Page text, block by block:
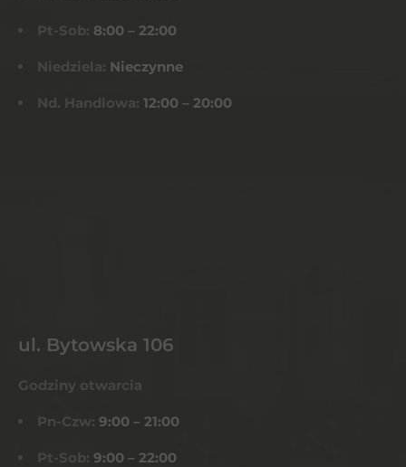
Pt-Sob: 8:00 – 22:00
Niedziela: Nieczynne
Nd. Handlowa: 12:00 – 20:00
ul. Bytowska 106
Godziny otwarcia
Pn-Czw: 9:00 – 21:00
Pt-Sob: 9:00 – 22:00